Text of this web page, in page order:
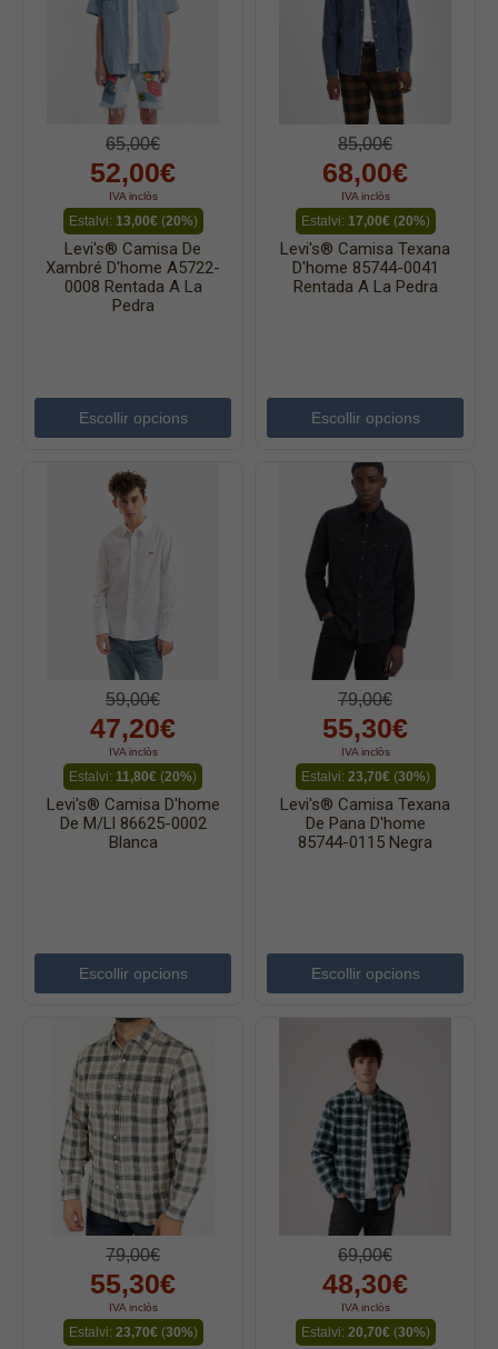
Bermudes
Dessuadores
Vestits
Faldilles
Jerseis
Jaquetes
Bufandes i mocadors
Calçat
Gavardina estiu home
Gavardina hivern home
Roba interior
65,00€
52,00€
IVA inclòs
Estalvi: 13,00€(20%)
Levi's® Camisa De
Xambré D'home A5722-
0008 Rentada A La
Pedra
Escollir opcions
85,00€
68,00€
IVA inclòs
Estalvi: 17,00€(20%)
Levi's® Camisa Texana
D'home 85744-0041
Rentada A La Pedra
Escollir opcions
59,00€
47,20€
IVA inclòs
Estalvi: 11,80€ (20%)
Levi's® Camisa D'home
De M/ll 86625-0002
Blanca
Escollir opcions
79,00€
55,30€
IVA inclòs
Estalvi: 23,70€(30%)
Levi's® Camisa Texana
De Pana D'home
85744-0115 Negra
Escollir opcions
79,00€
55,30€
IVA inclòs
Estalvi: 23,70€(30%)
69,00€
48,30€
IVA inclòs
Estalvi: 20,70€(30%)